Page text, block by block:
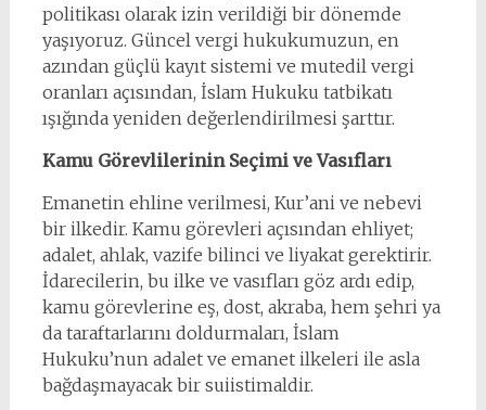
politikası olarak izin verildiği bir dönemde
yaşıyoruz. Güncel vergi hukukumuzun, en
azından güçlü kayıt sistemi ve mutedil vergi
oranları açısından, İslam Hukuku tatbikatı
ışığında yeniden değerlendirilmesi şarttır.
Kamu Görevlilerinin Seçimi ve Vasıfları
Emanetin ehline verilmesi, Kur’ani ve nebevi
bir ilkedir. Kamu görevleri açısından ehliyet;
adalet, ahlak, vazife bilinci ve liyakat gerektirir.
İdarecilerin, bu ilke ve vasıfları göz ardı edip,
kamu görevlerine eş, dost, akraba, hem şehri ya
da taraftarlarını doldurmaları, İslam
Hukuku’nun adalet ve emanet ilkeleri ile asla
bağdaşmayacak bir suiistimaldir.